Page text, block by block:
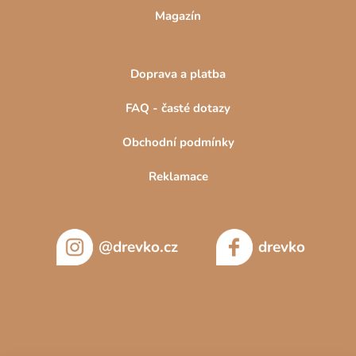
Magazín
Doprava a platba
FAQ - časté dotazy
Obchodní podmínky
Reklamace
@drevko.cz drevko